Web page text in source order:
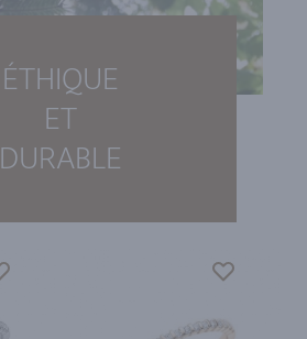
ÉTHIQUE
ET
DURABLE